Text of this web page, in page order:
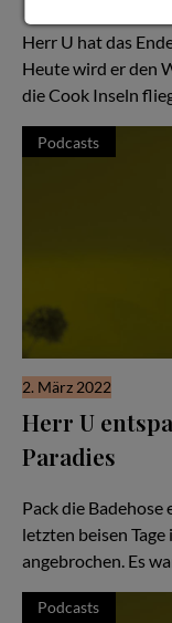
Herr U hat das
Heute wird er den
die Cook Inseln
Podcasts
2. März 2022
Herr U
Paradies
Pack die Badehose
letzten beisen
angebrochen. Es
Podcasts